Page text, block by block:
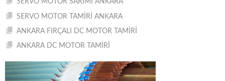
SERVO MOTOR SARIMI ANKARA
SERVO MOTOR TAMİRİ ANKARA
ANKARA FIRÇALI DC MOTOR TAMİRİ
ANKARA DC MOTOR TAMİRİ